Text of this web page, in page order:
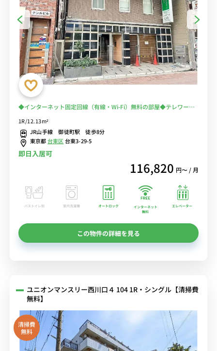
◆インターネット固定回線（有線・Wi-Fi）無料の部屋◆テレワー
部屋で女性人気
1R/12.13m²
JR山手線 御徒町駅 徒歩8分
東京都台東区台東3-29-5
即日入居可
116,820 円〜 / 月
バストイレ別 室内洗濯機 オートロック
インターネット
無料
エレベーター
この物件の詳細を見る
ユニオンマンスリー西川口４ 104 1R・シングル【清掃費
無料】
清掃費
無料